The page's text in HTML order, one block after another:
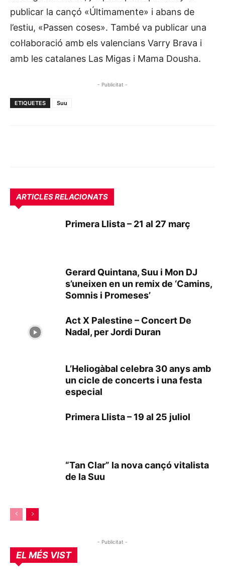
publicar la cançó «Últimamente» i abans de
l’estiu, «Passen coses». També va publicar una
col·laboració amb els valencians Varry Brava i
amb les catalanes Las Migas i Mama Dousha.
- Publicitat -
ETIQUETES Suu
ARTICLES RELACIONATS
Primera Llista – 21 al 27 març
Gerard Quintana, Suu i Mon DJ
s’uneixen en un remix de ‘Camins,
Somnis i Promeses’
Act X Palestine – Concert De
Nadal, per Jordi Duran
L’Heliogàbal celebra 30 anys amb
un cicle de concerts i una festa
especial
Primera Llista – 19 al 25 juliol
“Tan Clar” la nova cançó vitalista
de la Suu
- Publicitat -
EL MÉS VIST